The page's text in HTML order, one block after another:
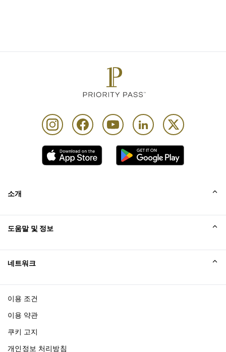
소개
Excellence Awards
블로그
도움말 및 정보
네트워크
이용 조건
이용 약관
쿠키 고지
개인정보 처리방침